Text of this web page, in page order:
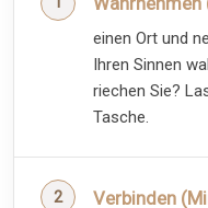
einen Ort und
Ihren Sinnen
riechen Sie?
Tasche.
Verbinden